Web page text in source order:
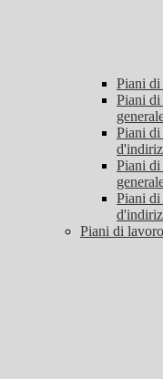
Piani
Piani
Piani
Piani
Piani
Piani di